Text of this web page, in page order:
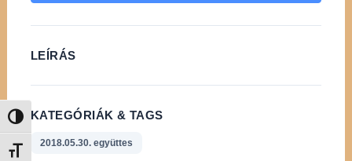
Nagy kontraszt váltása
Betűméret váltása
LEÍRÁS
KATEGÓRIÁK & TAGS
2018.05.30. együttes